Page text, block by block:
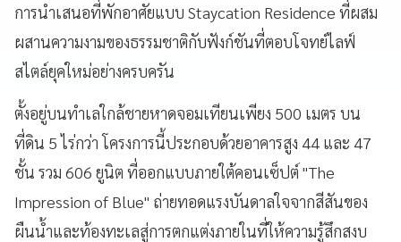
การนำเสนอที่พักอาศัยแบบ Staycation Residence ที่ผสม
ผสานความงามของธรรมชาติกับฟังก์ชันที่ตอบโจทย์ไลฟ์
สไตล์ยุคใหม่อย่างครบครัน
ตั้งอยู่บนทำเลใกล้ชายหาดจอมเทียนเพียง 500 เมตร บน
ที่ดิน 5 ไร่กว่า โครงการนี้ประกอบด้วยอาคารสูง 44 และ 47
ชั้น รวม 606 ยูนิต ที่ออกแบบภายใต้คอนเซ็ปต์ "The
Impression of Blue" ถ่ายทอดแรงบันดาลใจจากสีสันของ
ผืนน้ำและท้องทะเลสู่การตกแต่งภายในที่ให้ความรู้สึกสงบ